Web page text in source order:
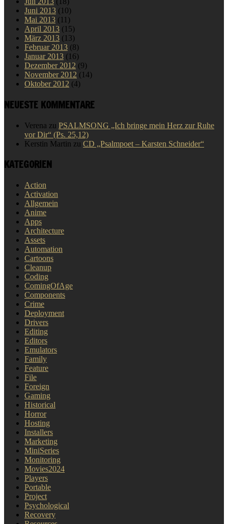
Juni 2013 (10)
Mai 2013 (11)
April 2013 (15)
März 2013 (13)
Februar 2013 (8)
Januar 2013 (16)
Dezember 2012 (9)
November 2012 (14)
Oktober 2012 (4)
NEUESTE KOMMENTARE
Verena zu PSALMSONG „Ich bringe mein Herz zur Ruhe
vor Dir“ (Ps. 25,12)
Kerstin Martin zu CD „Psalmpoet – Karsten Schneider“
KATEGORIEN
Action
Activation
Allgemein
Anime
Apps
Architecture
Assets
Automation
Cartoons
Cleanup
Coding
ComingOfAge
Components
Crime
Deployment
Drivers
Editing
Editors
Emulators
Family
Feature
File
Foreign
Gaming
Historical
Horror
Hosting
Installers
Marketing
MiniSeries
Monitoring
Movies2024
Players
Portable
Project
Psychological
Recovery